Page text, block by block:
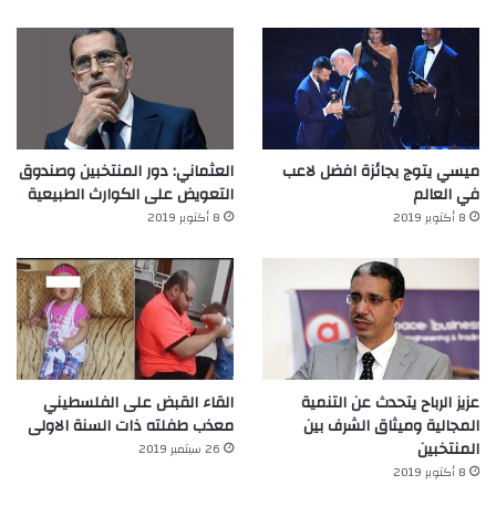
ميسي يتوج بجائزة افضل لاعب
في العالم‎
8 أكتوبر 2019
العثماني: دور المنتخبين وصندوق
التعويض على الكوارث الطبيعية
8 أكتوبر 2019
عزيز الرباح يتحدث عن التنمية
المجالية وميثاق الشرف بين
المنتخبين
8 أكتوبر 2019
القاء القبض على الفلسطيني
معذب طفلته ذات السنة الاولى
26 سبتمبر 2019